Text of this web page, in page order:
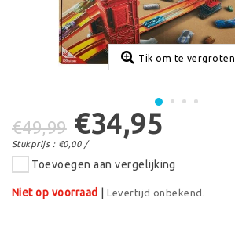
Tik om te vergroten
€49,99 €34,95
Stukprijs : €0,00 /
Toevoegen aan vergelijking
Niet op voorraad |Levertijd onbekend.